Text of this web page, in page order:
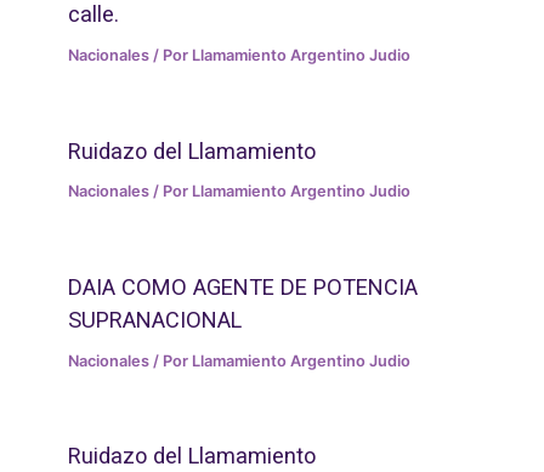
calle.
Nacionales / Por Llamamiento Argentino Judio
Ruidazo del Llamamiento
Nacionales / Por Llamamiento Argentino Judio
DAIA COMO AGENTE DE POTENCIA
SUPRANACIONAL
Nacionales / Por Llamamiento Argentino Judio
Ruidazo del Llamamiento